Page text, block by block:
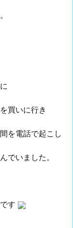
買いに行き
を電話で起こし
でいました。
す